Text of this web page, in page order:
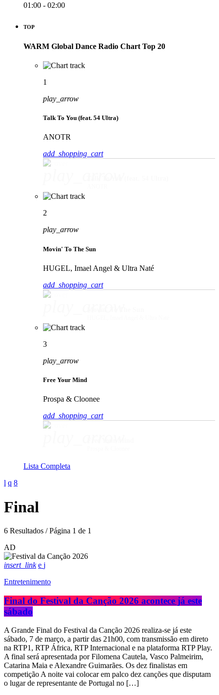
01:00 - 02:00
TOP
WARM Global Dance Radio Chart Top 20
1
play_arrow
Talk To You (feat. 54 Ultra)
ANOTR
add_shopping_cart
2
play_arrow
Movin' To The Sun
HUGEL, Imael Angel & Ultra Naté
add_shopping_cart
3
play_arrow
Free Your Mind
Prospa & Cloonee
add_shopping_cart
Lista Completa
Final
6 Resultados / Página 1 de 1
AD
insert_link
Entretenimento
Final do Festival da Canção 2026 acontece já este
sábado
A Grande Final do Festival da Canção 2026 realiza-se já este
sábado, 7 de março, a partir das 21h00, com transmissão em direto
na RTP1, RTP África, RTP Internacional e na plataforma RTP Play.
A final será apresentada por Filomena Cautela, Vasco Palmeirim,
Catarina Maia e Alexandre Guimarães. Os dez finalistas em
competição A noite vai colocar em palco dez canções que disputam
o lugar de representante de Portugal no […]